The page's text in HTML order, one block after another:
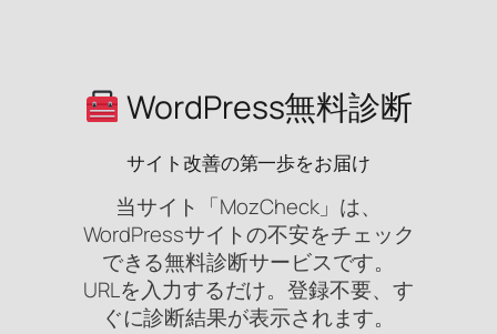
WordPress無料診断
サイト改善の第一歩をお届け
当サイト「MozCheck」は、
WordPressサイトの不安をチェック
できる無料診断サービスです。
URLを入力するだけ。登録不要、す
ぐに診断結果が表示されます。